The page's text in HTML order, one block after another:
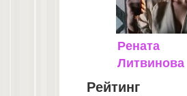
Рената
Литвинова
Рейтинг